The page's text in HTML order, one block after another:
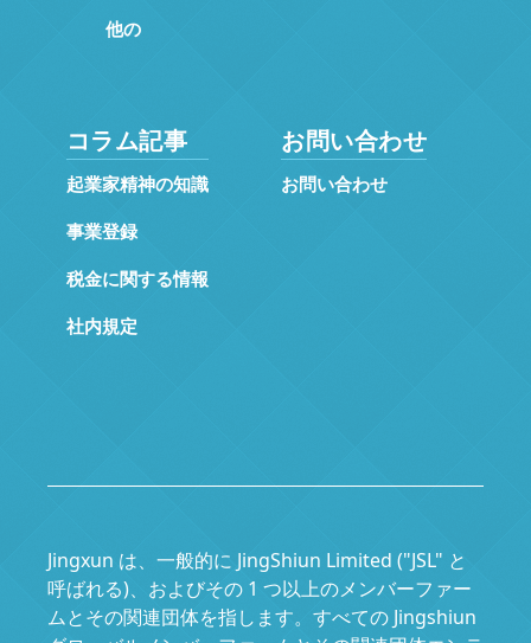
他の
コラム記事
起業家精神の知識
事業登録
税金に関する情報
社内規定
お問い合わせ
お問い合わせ
Jingxun は、一般的に JingShiun Limited ("JSL" と
呼ばれる)、およびその 1 つ以上のメンバーファー
ムとその関連団体を指します。すべての Jingshiun